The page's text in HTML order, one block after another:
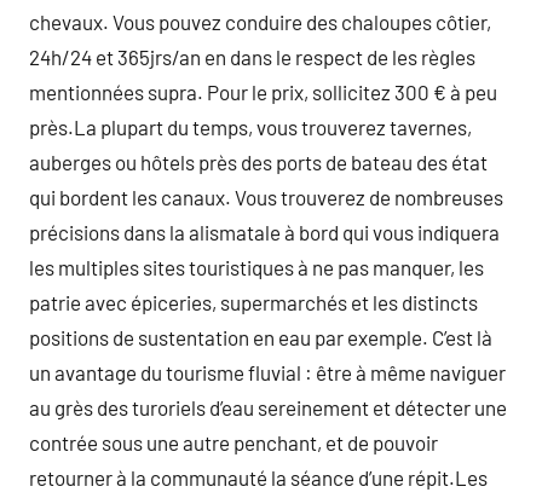
chevaux. Vous pouvez conduire des chaloupes côtier,
24h/24 et 365jrs/an en dans le respect de les règles
mentionnées supra. Pour le prix, sollicitez 300 € à peu
près.La plupart du temps, vous trouverez tavernes,
auberges ou hôtels près des ports de bateau des état
qui bordent les canaux. Vous trouverez de nombreuses
précisions dans la alismatale à bord qui vous indiquera
les multiples sites touristiques à ne pas manquer, les
patrie avec épiceries, supermarchés et les distincts
positions de sustentation en eau par exemple. C’est là
un avantage du tourisme fluvial : être à même naviguer
au grès des turoriels d’eau sereinement et détecter une
contrée sous une autre penchant, et de pouvoir
retourner à la communauté la séance d’une répit.Les